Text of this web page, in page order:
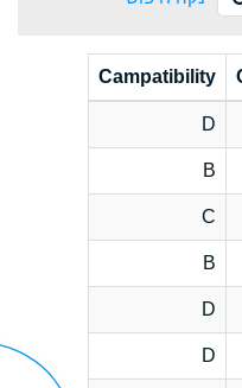
Campatibility
D
B
C
B
D
D